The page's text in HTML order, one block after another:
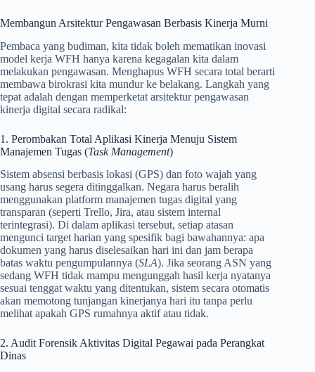
Membangun Arsitektur Pengawasan Berbasis Kinerja Murni
Pembaca yang budiman, kita tidak boleh mematikan inovasi
model kerja WFH hanya karena kegagalan kita dalam
melakukan pengawasan. Menghapus WFH secara total berarti
membawa birokrasi kita mundur ke belakang. Langkah yang
tepat adalah dengan memperketat arsitektur pengawasan
kinerja digital secara radikal:
1. Perombakan Total Aplikasi Kinerja Menuju Sistem
Manajemen Tugas (Task Management)
Sistem absensi berbasis lokasi (GPS) dan foto wajah yang
usang harus segera ditinggalkan. Negara harus beralih
menggunakan platform manajemen tugas digital yang
transparan (seperti Trello, Jira, atau sistem internal
terintegrasi). Di dalam aplikasi tersebut, setiap atasan
mengunci target harian yang spesifik bagi bawahannya: apa
dokumen yang harus diselesaikan hari ini dan jam berapa
batas waktu pengumpulannya (SLA). Jika seorang ASN yang
sedang WFH tidak mampu mengunggah hasil kerja nyatanya
sesuai tenggat waktu yang ditentukan, sistem secara otomatis
akan memotong tunjangan kinerjanya hari itu tanpa perlu
melihat apakah GPS rumahnya aktif atau tidak.
2. Audit Forensik Aktivitas Digital Pegawai pada Perangkat
Dinas